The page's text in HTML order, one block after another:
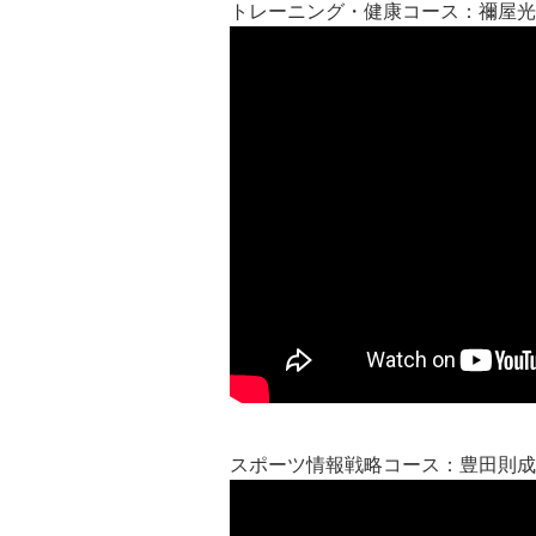
トレーニング・健康コース：禰屋
スポーツ情報戦略コース：豊田則